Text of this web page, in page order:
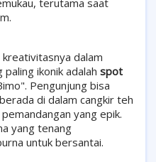
terutama saat
dalam
ikonik adalah spot
Pengunjung bisa
di dalam cangkir teh
yang epik.
yang tenang
untuk bersantai.